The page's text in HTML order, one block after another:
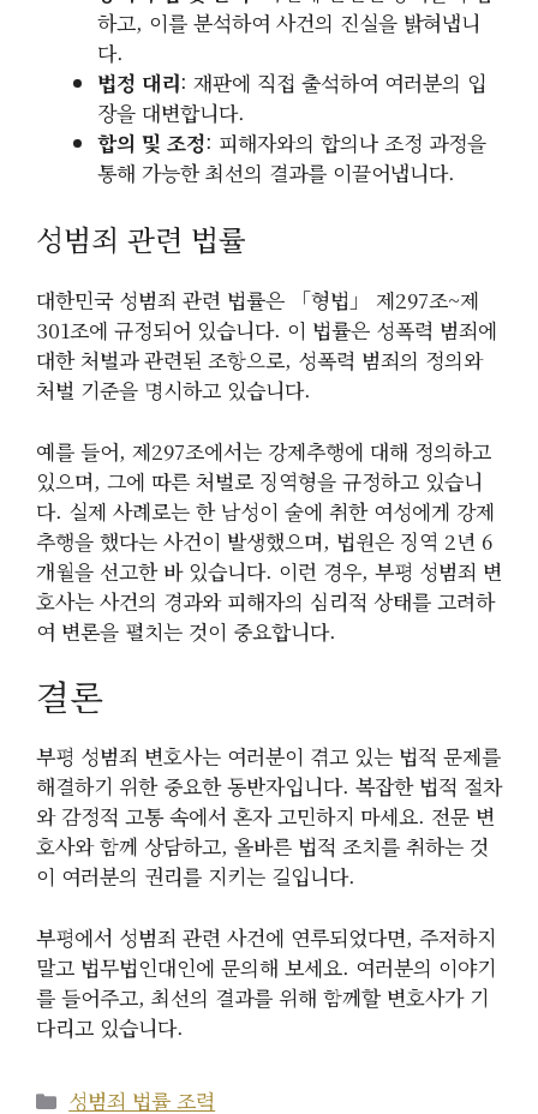
하고, 이를 분석하여 사건의 진실을 밝혀냅니
다.
법정 대리: 재판에 직접 출석하여 여러분의 입
장을 대변합니다.
합의 및 조정: 피해자와의 합의나 조정 과정을
통해 가능한 최선의 결과를 이끌어냅니다.
성범죄 관련 법률
대한민국 성범죄 관련 법률은 「형법」 제297조~제
301조에 규정되어 있습니다. 이 법률은 성폭력 범죄에
대한 처벌과 관련된 조항으로, 성폭력 범죄의 정의와
처벌 기준을 명시하고 있습니다.
예를 들어, 제297조에서는 강제추행에 대해 정의하고
있으며, 그에 따른 처벌로 징역형을 규정하고 있습니
다. 실제 사례로는 한 남성이 술에 취한 여성에게 강제
추행을 했다는 사건이 발생했으며, 법원은 징역 2년 6
개월을 선고한 바 있습니다. 이런 경우, 부평 성범죄 변
호사는 사건의 경과와 피해자의 심리적 상태를 고려하
여 변론을 펼치는 것이 중요합니다.
결론
부평 성범죄 변호사는 여러분이 겪고 있는 법적 문제를
해결하기 위한 중요한 동반자입니다. 복잡한 법적 절차
와 감정적 고통 속에서 혼자 고민하지 마세요. 전문 변
호사와 함께 상담하고, 올바른 법적 조치를 취하는 것
이 여러분의 권리를 지키는 길입니다.
부평에서 성범죄 관련 사건에 연루되었다면, 주저하지
말고 법무법인대인에 문의해 보세요. 여러분의 이야기
를 들어주고, 최선의 결과를 위해 함께할 변호사가 기
다리고 있습니다.
카
성범죄 법률 조력